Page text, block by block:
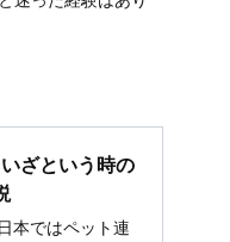
ざという時の
本ではペット連